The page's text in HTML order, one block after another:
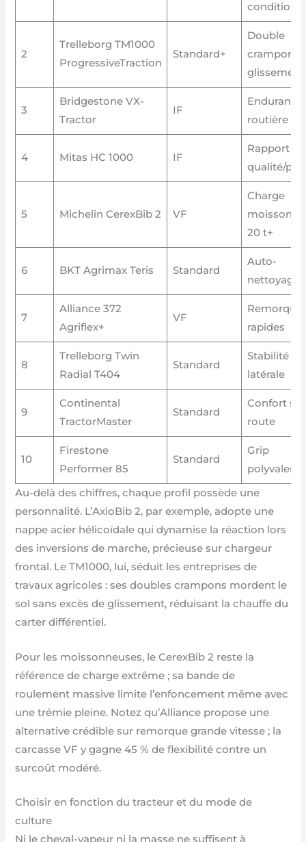
conditions
2
Trelleborg TM1000
ProgressiveTraction
Standard+
Double
crampon
glissement
3
Bridgestone VX-
Tractor
IF
Endurance
routière
4 Mitas HC 1000 IF
Rapport
qualité/prix
5 Michelin CerexBib 2 VF
Charge
20 t+
6 BKT Agrimax Teris Standard
Auto-
nettoyage
7
Alliance 372
Agriflex+
VF
rapides
8
Trelleborg Twin
Radial T404
Standard
Stabilité
latérale
9
Continental
TractorMaster
Standard
Confort sur
route
10
Firestone
Performer 85
Standard
Grip
polyvalent
Au-delà des chiffres, chaque profil possède une
personnalité. L’AxioBib 2, par exemple, adopte une
nappe acier hélicoïdale qui dynamise la réaction lors
des inversions de marche, précieuse sur chargeur
frontal. Le TM1000, lui, séduit les entreprises de
travaux agricoles : ses doubles crampons mordent le
sol sans excès de glissement, réduisant la chauffe du
carter différentiel.
Pour les moissonneuses, le CerexBib 2 reste la
référence de charge extrême ; sa bande de
roulement massive limite l’enfoncement même avec
une trémie pleine. Notez qu’Alliance propose une
alternative crédible sur remorque grande vitesse ; la
carcasse VF y gagne 45 % de flexibilité contre un
surcoût modéré.
Choisir en fonction du tracteur et du mode de
culture
Ni le cheval-vapeur ni la masse ne suffisent à